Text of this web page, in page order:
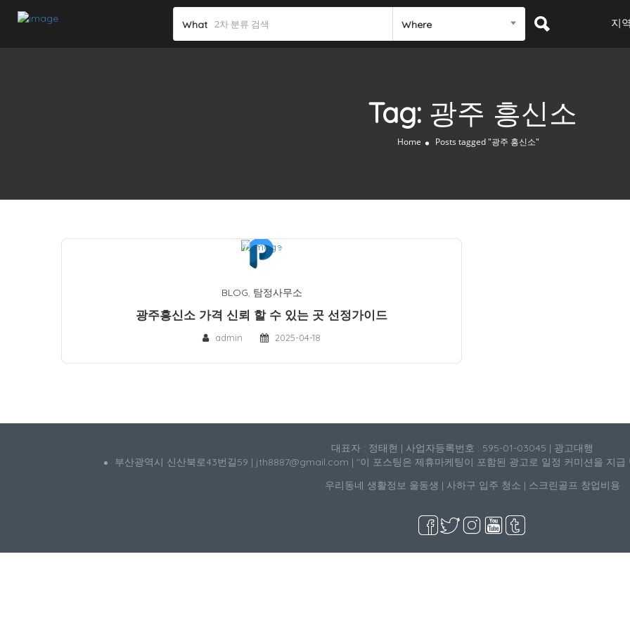
What Where 지
Tag: 광주 흥신소
Home Posts tagged "광주 흥신소"
BLOG, 탐정사무소
광주흥신소 가격 신뢰 할 수 있는 곳 선정가이드
admin 2025-04-18
대표자 : 정태현 | 사업자등록번호 : 595-01-03045 | 광고대행
부산광역시 신산북로43번길59 | jth8887@gmail.com | "이 포스팅은 제휴마케팅이 포함된 광고로 일정 커미션을 지급
우리동네 생활정보 울동생 | 사하구 입주 청소 | 스크린골프 창업비용